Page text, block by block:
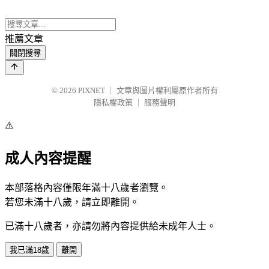
推薦文章
關閉搜尋
© 2026 PIXNET
文章與圖片權利屬原作者所有
隱私權政策
服務聲明
⚠️
成人內容提醒
本部落格內容僅限年滿十八歲者瀏覽。
若您未滿十八歲，請立即離開。
已滿十八歲者，亦請勿將內容提供給未成年人士。
我已滿18歲 離開